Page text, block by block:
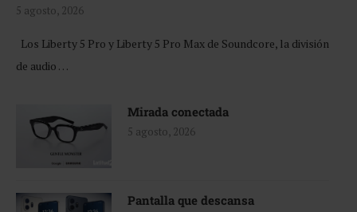
5 agosto, 2026
Los Liberty 5 Pro y Liberty 5 Pro Max de Soundcore, la división
de audio …
Mirada conectada
5 agosto, 2026
Pantalla que descansa